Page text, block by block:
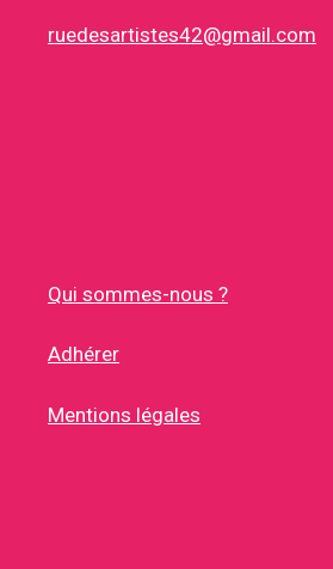
ruedesartistes42@gmail.com
Qui sommes-nous ?
Adhérer
Mentions légales